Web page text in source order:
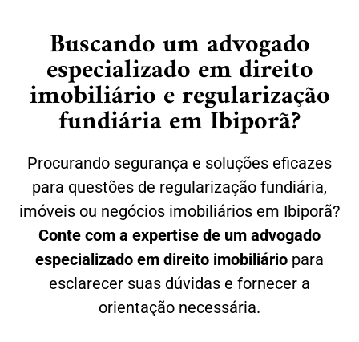
Buscando um advogado
especializado em direito
imobiliário e regularização
fundiária em Ibiporã?
Procurando segurança e soluções eficazes
para questões de regularização fundiária,
imóveis ou negócios imobiliários em Ibiporã?
Conte com a expertise de um advogado
especializado em direito imobiliário para
esclarecer suas dúvidas e fornecer a
orientação necessária.